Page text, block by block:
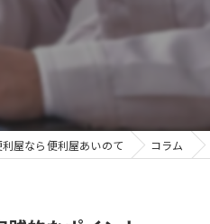
屋なら便利屋あいのて コラム